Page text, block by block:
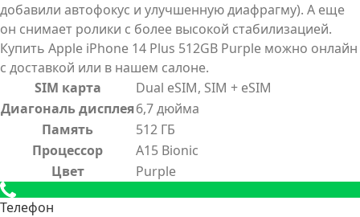
добавили автофокус и улучшенную диафрагму). А еще
он снимает ролики с более высокой стабилизацией.
Купить Apple iPhone 14 Plus 512GB Purple можно онлайн
с доставкой или в нашем салоне.
SIM карта
Dual eSIM, SIM + eSIM
Диагональ дисплея6,7 дюйма
Память
512 ГБ
Процессор
A15 Bionic
Цвет
Purple
Телефон